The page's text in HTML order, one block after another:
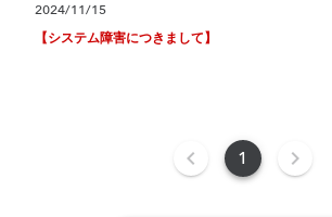
2024/11/15
【システム障害につきまして】
1